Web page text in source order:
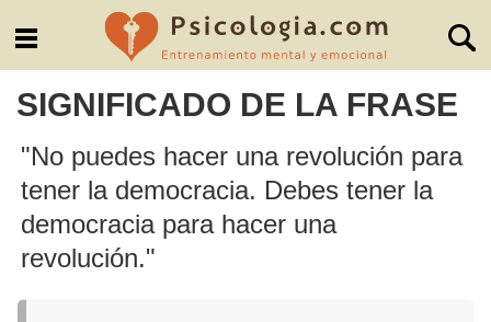
SIGNIFICADO DE LA FRASE
"No puedes hacer una revolución para
tener la democracia. Debes tener la
democracia para hacer una
revolución."